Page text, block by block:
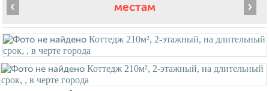
местам
‹ ›